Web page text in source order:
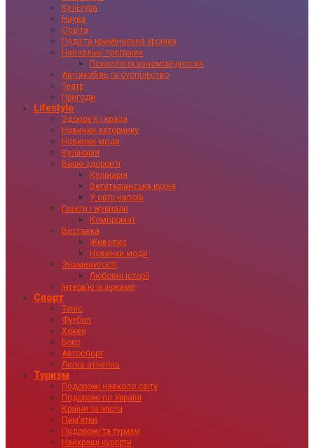
Культура
Наука
Освіта
Події та кримінальна хроніка
Навчальні програми
Психологія взаємовідносин
Автомобіль та суспільство
Театр
Пригоди
Lifestyle
Здоровʼя і краса
Новинки авторинку
Новинки моди
Кулінарія
Ваше здоровʼя
Кулінарія
Вегетаріанська кухня
У світі напоїв
Газети і журнали
Компромат
Виставка
Живопис
Новинки моди
Знаменитості
Любовні історії
Інтервʼю із зірками
Спорт
Теніс
Футбол
Хокей
Бокс
Автоспорт
Легка атлетіка
Туризм
Подорожі навколо світу
Подорожі по Україні
Країни та міста
Пам’ятки
Подорожі та туризм
Найкращі курорти